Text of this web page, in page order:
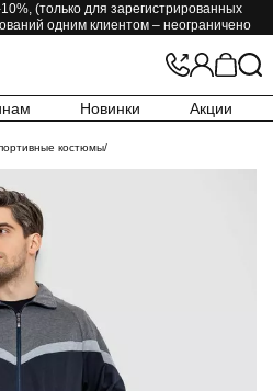
(только для зарегистрированных
одним клиентом – неограничено
Новинки Акции
костюмы/